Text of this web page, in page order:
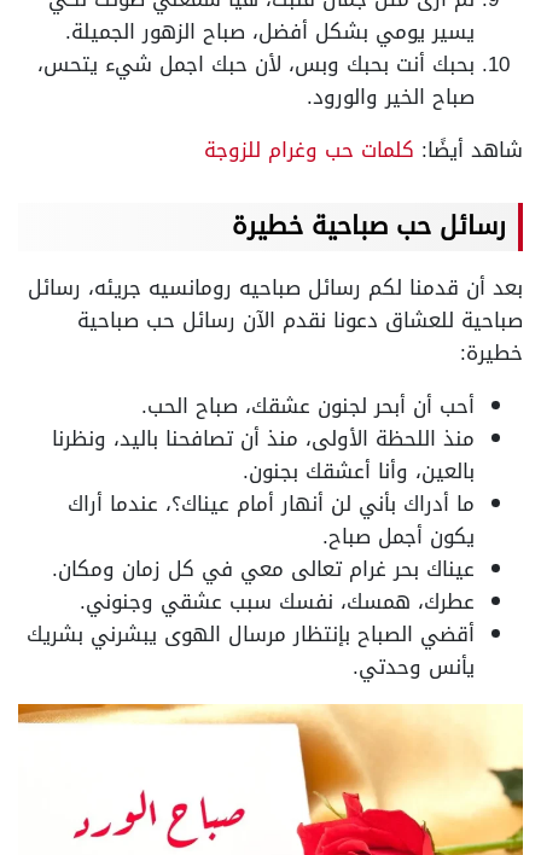
يسير يومي بشكل أفضل، صباح الزهور الجميلة.
بحبك أنت بحبك وبس، لأن حبك اجمل شيء يتحس،
صباح الخير والورود.
شاهد أيضًا: كلمات حب وغرام للزوجة
رسائل حب صباحية خطيرة
بعد أن قدمنا لكم رسائل صباحيه رومانسيه جريئه، رسائل
صباحية للعشاق دعونا نقدم الآن رسائل حب صباحية
خطيرة:
أحب أن أبحر لجنون عشقك، صباح الحب.
منذ اللحظة الأولى، منذ أن تصافحنا باليد، ونظرنا
بالعين، وأنا أعشقك بجنون.
ما أدراك بأني لن أنهار أمام عيناك؟، عندما أراك
يكون أجمل صباح.
عيناك بحر غرام تعالى معي في كل زمان ومكان.
عطرك، همسك، نفسك سبب عشقي وجنوني.
أقضي الصباح بإنتظار مرسال الهوى يبشرني بشريك
يأنس وحدتي.